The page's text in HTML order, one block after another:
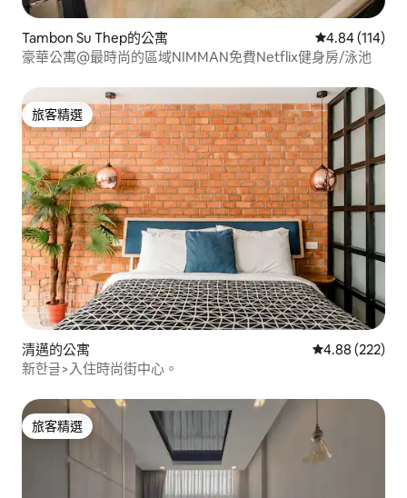
Tambon Su Thep的公寓 從 114 則評價
4.84 (114)
豪華公寓@最時尚的區域NIMMAN免費Netflix健身房/泳池
旅客精選
旅客精選
清邁的公寓 從 222 則評價
4.88 (222)
新한글>入住時尚街中心。
旅客精選
旅客精選